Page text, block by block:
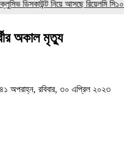
ডিসকাউন্ট নিয়ে আসছে রিয়েলমি সি১০০এক্স
অকাল মৃত্যু
অপরাহ্ন, রবিবার, ৩০ এপ্রিল ২০২৩